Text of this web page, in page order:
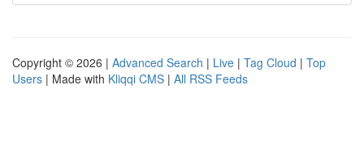
Copyright © 2026 | Advanced Search | Live | Tag Cloud | Top
Users | Made with Kliqqi CMS | All RSS Feeds